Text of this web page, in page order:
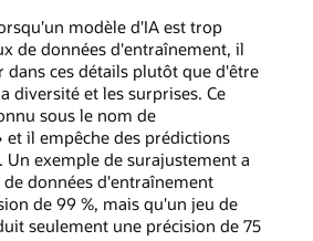
modèle d'IA est trop
de données d'entraînement, il
dans ces détails plutôt que d'être
diversité et les surprises. Ce
sous le nom de
et il empêche des prédictions
Un exemple de surajustement a
données d'entraînement
de 99 %, mais qu'un jeu de
seulement une précision de 75